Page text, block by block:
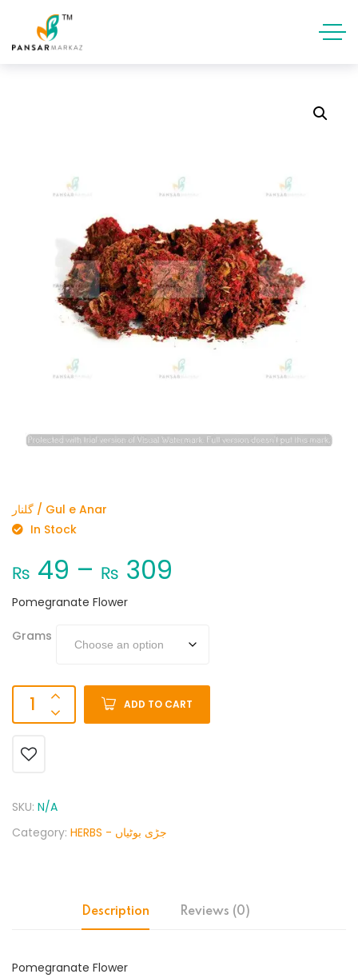
گلنار / Gul e Anar
In Stock
₨ 49 – ₨ 309
Pomegranate Flower
Grams
ADD TO CART
SKU: N/A
Category:
HERBS - جڑی بوٹیاں
Description Reviews (0)
Pomegranate Flower